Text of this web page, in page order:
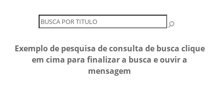
Exemplo de pesquisa de consulta de busca clique
em cima para finalizar a busca e ouvir a
mensagem